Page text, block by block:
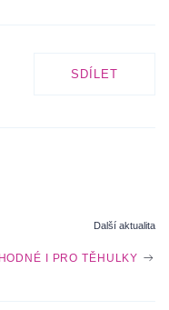
SDÍLET
Další aktualita
I PRO TĚHULKY